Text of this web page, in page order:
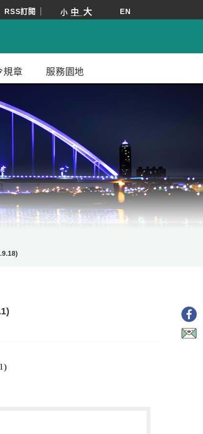
RSS訂閱 小 中 大 EN
規章 服務園地